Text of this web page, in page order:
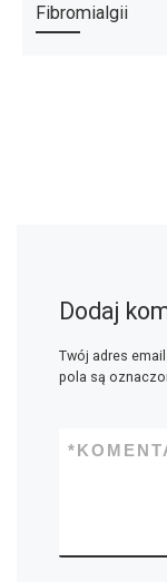
Fibromialgii
Dodaj
Twój adres
pola są
*